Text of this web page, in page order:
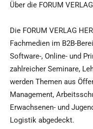
Über die FORUM
Die FORUM VERLAG
Fachmedien im B2B-
Software-, Online- und
zahlreicher Seminare,
werden Themen aus
Management,
Erwachsenen- und
Logistik abgedeckt.